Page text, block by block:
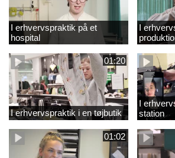
I erhvervspraktik på et
hospital
I
01:20
I erhvervspraktik i en tøjbutik
I
station
01:02